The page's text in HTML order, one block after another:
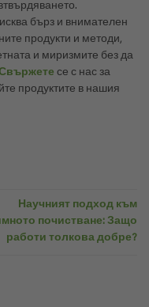
бърз и внимателен
продукти и методи,
и миризмите без да
се с нас за
продуктите в нашия
Научният подход към
почистване: Защо
работи толкова добре?